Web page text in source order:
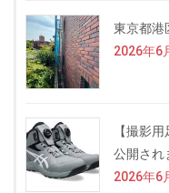
東京都
2026年6
【撮影
公開され
2026年6